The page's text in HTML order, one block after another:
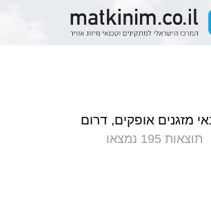
מזגנים אופקים, דרום
תוצאות 195 נמצאו